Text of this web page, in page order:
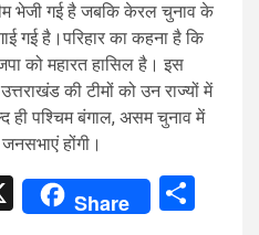
भेजी गई है जबकि केरल चुनाव के
गई है।परिहार का कहना है कि
को महारत हासिल है। इस
की टीमों को उन राज्यों में
ही पश्चिम बंगाल, असम चुनाव में
होंगी।
X Share